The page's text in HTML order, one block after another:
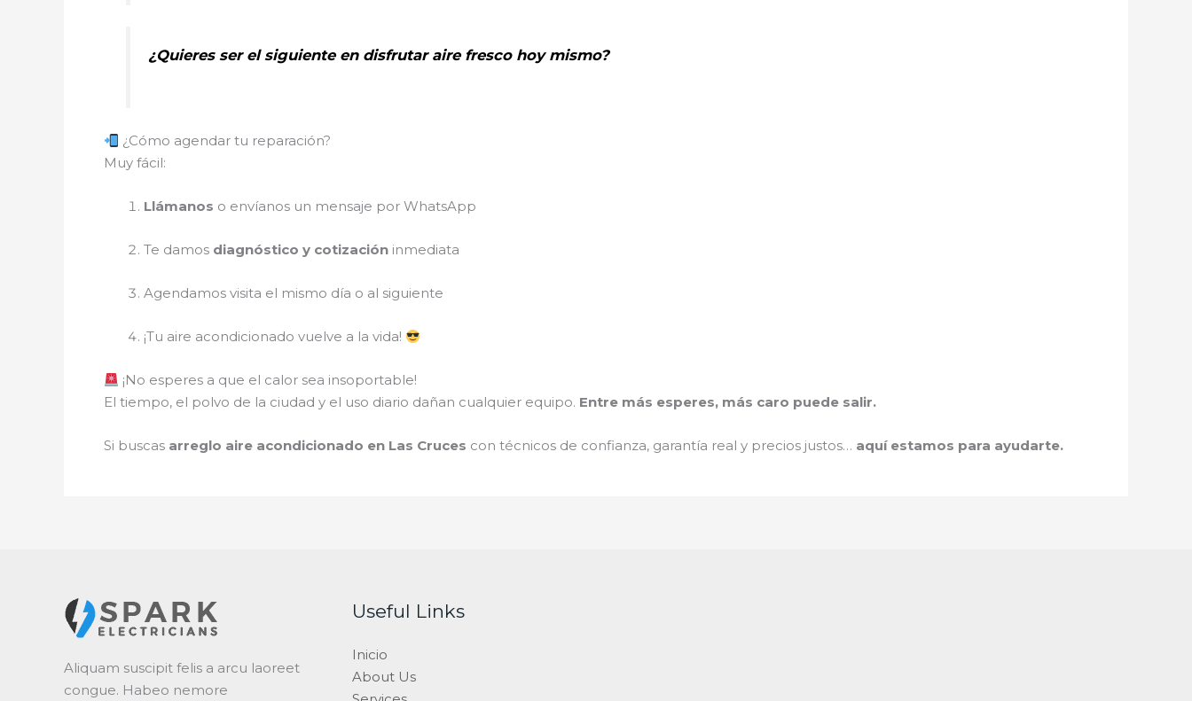
¿Quieres ser el siguiente en disfrutar aire fresco hoy mismo?
¿Cómo agendar tu reparación?
Muy fácil:
Llámanos o envíanos un mensaje por WhatsApp
Te damos diagnóstico y cotización inmediata
Agendamos visita el mismo día o al siguiente
¡Tu aire acondicionado vuelve a la vida!
¡No esperes a que el calor sea insoportable!
El tiempo, el polvo de la ciudad y el uso diario dañan cualquier equipo. Entre más esperes, más caro puede salir.
Si buscas arreglo aire acondicionado en Las Cruces con técnicos de confianza, garantía real y precios justos… aquí estamos para ayudarte.
Aliquam suscipit felis a arcu laoreet
congue. Habeo nemore
Useful Links
Inicio
About Us